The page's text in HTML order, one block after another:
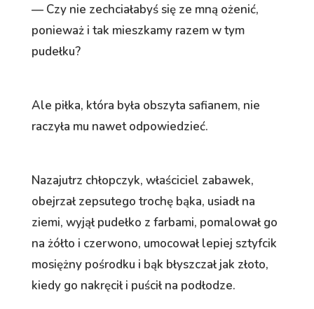
— Czy nie zechciałabyś się ze mną ożenić,
ponieważ i tak mieszkamy razem w tym
pudełku?
Ale piłka, która była obszyta safianem, nie
raczyła mu nawet odpowiedzieć.
Nazajutrz chłopczyk, właściciel zabawek,
obejrzał zepsutego trochę bąka, usiadł na
ziemi, wyjął pudełko z farbami, pomalował go
na żółto i czerwono, umocował lepiej sztyfcik
mosiężny pośrodku i bąk błyszczał jak złoto,
kiedy go nakręcił i puścił na podłodze.